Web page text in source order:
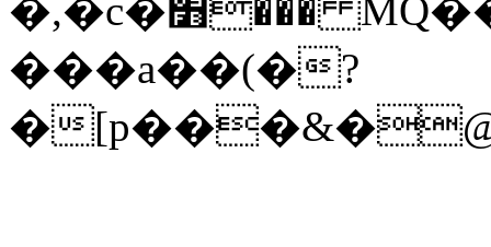
�,�c�׻��� MQ��%nE�5��w�eev��?
���a��(�?
�